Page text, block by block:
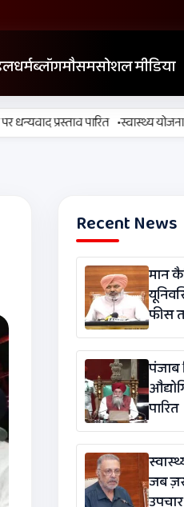
धर्मब्लॉगमौसमसोशल मीडिया
प्रस्ताव पारित •स्वास्थ्य योजना
Recent News
मान
फीस
पंजाब
पारित
जब